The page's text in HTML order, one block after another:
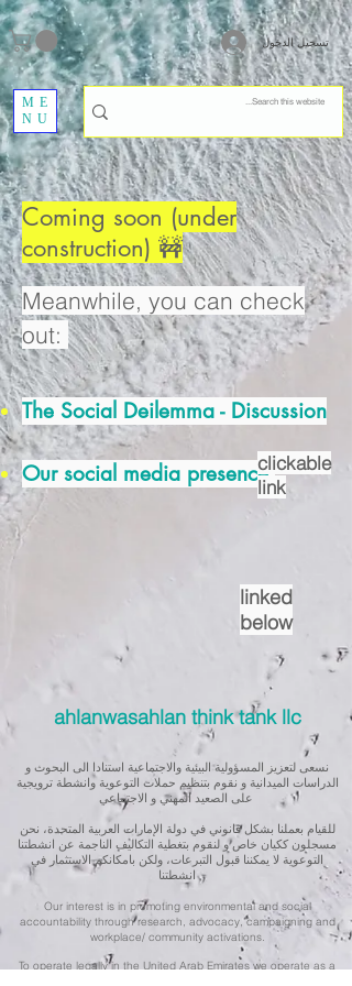
تسجيل الدخول
ME
NU
Coming soon (under
construction) 🚧
Meanwhile, you can check
out:
The Social Deilemma - Discussion
Our social media presenceclickable
link
linked
below
ahlanwasahlan think tank llc
نسعى لتعزيز المسؤولية البيئية والاجتماعية استنادا الى البحوث و
الدراسات الميدانية و نقوم بتنظيم حملات التوعوية وانشطة ترويجية
للقيام بعملنا بشكل قانوني في دولة الإمارات العربية المتحدة، نحن
مسجلون ككيان خاص و لنقوم بتغطية التكاليف الناجمة عن انشطتنا
التوعوية لا يمكننا قبول التبرعات، ولكن بامكانكم الاستثمار في
انشطتنا
Our interest is in promoting environmental and social
accountability through research, advocacy, campaigning and
workplace/ community activations.
To operate legally in the United Arab Emirates we operate as a